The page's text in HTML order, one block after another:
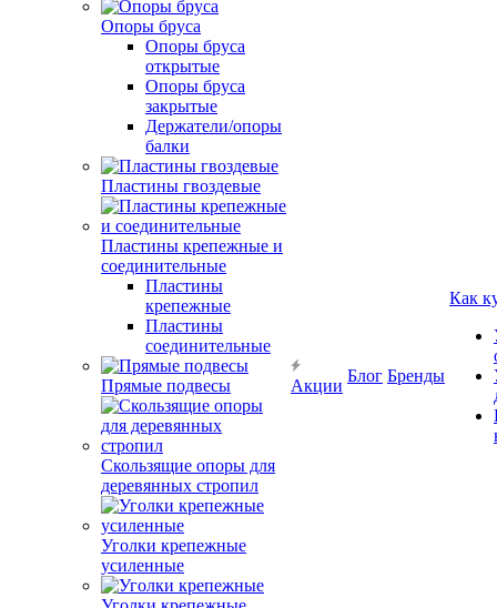
Опоры бруса
Опоры бруса
открытые
Опоры бруса
закрытые
Держатели/опоры
балки
Пластины гвоздевые
Пластины крепежные и
соединительные
Пластины
крепежные
Пластины
соединительные
Прямые подвесы
Скользящие опоры для
деревянных стропил
Уголки крепежные
усиленные
Акции
Блог Бренды
Как